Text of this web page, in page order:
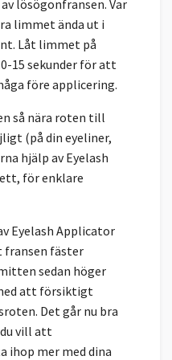
lösögonfransen. Var
limmet ända ut i
Låt limmet på
15 sekunder för att
före applicering.
så nära roten till
(på din eyeliner,
hjälp av Eyelash
för enklare
Eyelash Applicator
fransen fäster
sedan höger
att försiktigt
Det går nu bra
vill att
ihop mer med dina